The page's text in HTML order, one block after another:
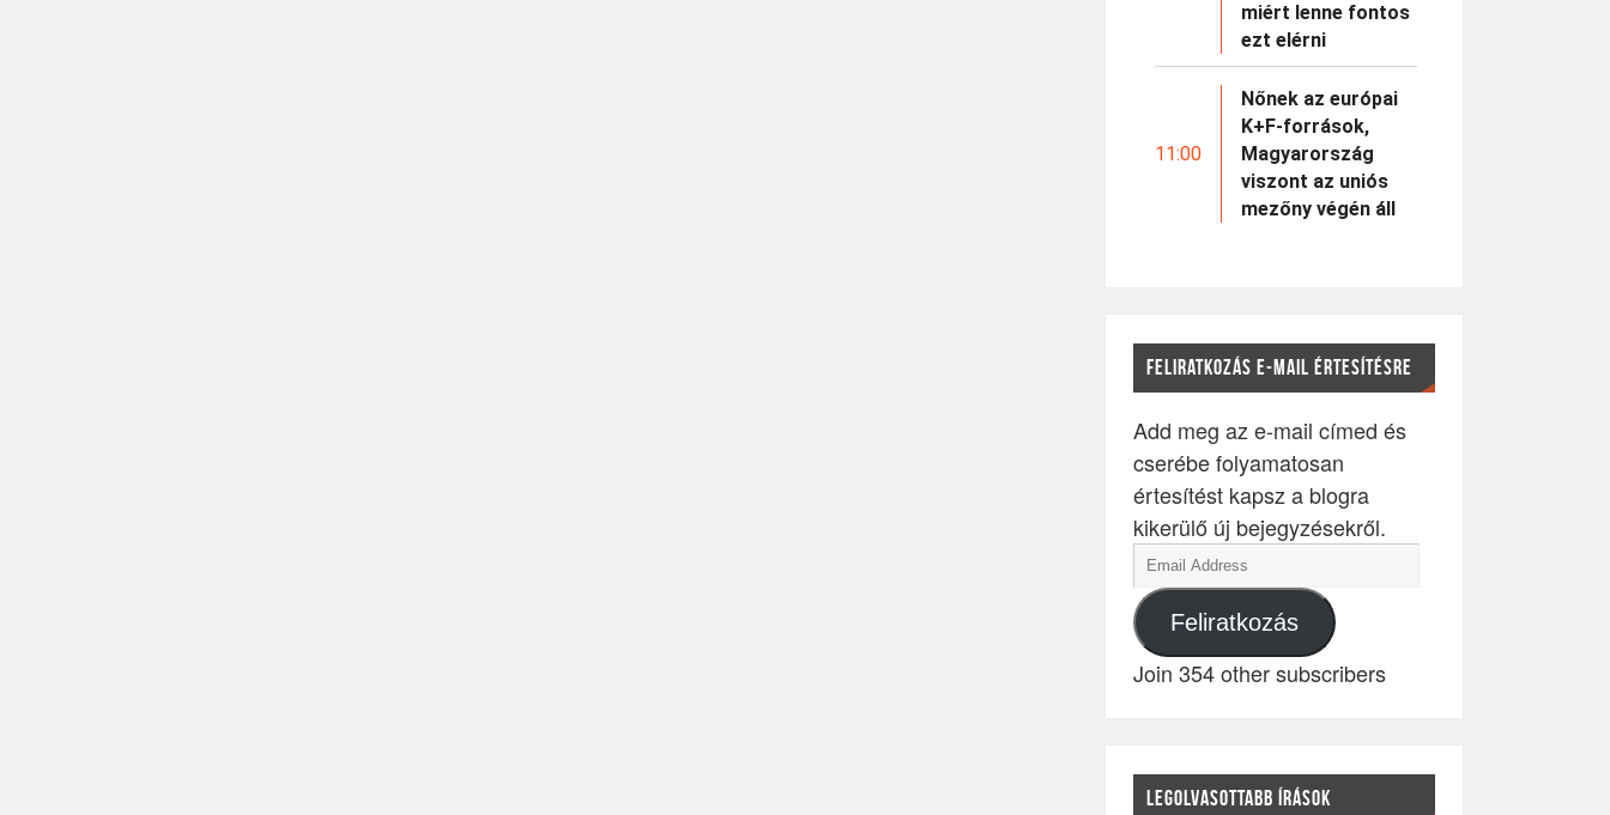
miért lenne fontos
ezt elérni
11:00
Nőnek az európai
K+F-források,
Magyarország
viszont az uniós
mezőny végén áll
FELIRATKOZÁS E-MAIL ÉRTESÍTÉSRE
Add meg az e-mail címed és
cserébe folyamatosan
értesítést kapsz a blogra
kikerülő új bejegyzésekről.
Feliratkozás
Join 354 other subscribers
LEGOLVASOTTABB ÍRÁSOK